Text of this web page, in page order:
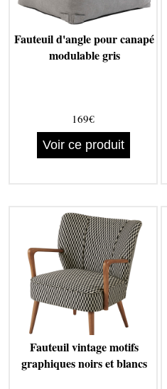
Fauteuil d'angle pour canapé
modulable gris
169€
Voir ce produit
Fauteuil vintage motifs
graphiques noirs et blancs